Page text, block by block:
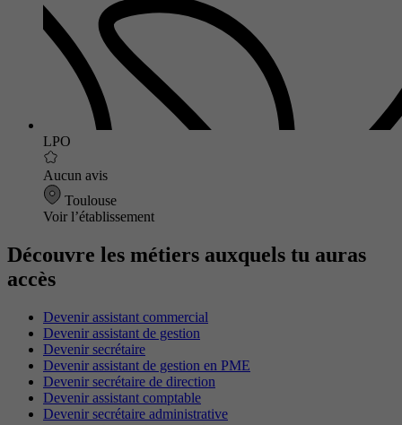
LPO
Aucun avis
Toulouse
Voir l’établissement
Découvre les métiers auxquels tu auras
accès
Devenir assistant commercial
Devenir assistant de gestion
Devenir secrétaire
Devenir assistant de gestion en PME
Devenir secrétaire de direction
Devenir assistant comptable
Devenir secrétaire administrative